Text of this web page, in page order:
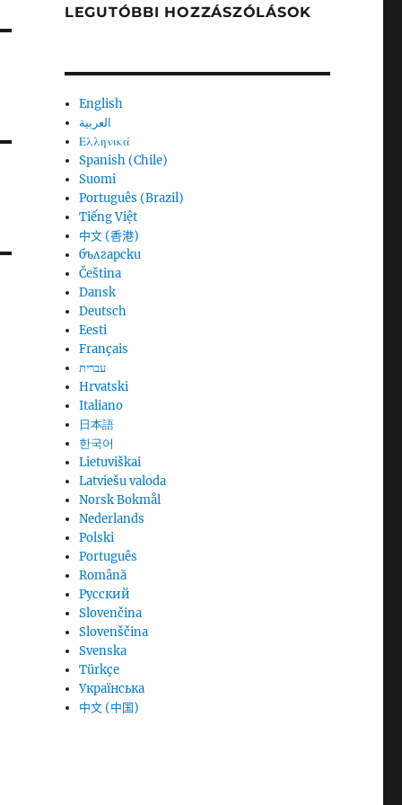
LEGUTÓBBI HOZZÁSZÓLÁSOK
English
العربية
Ελληνικά
Spanish (Chile)
Suomi
Português (Brazil)
Tiếng Việt
中文 (香港)
български
Čeština
Dansk
Deutsch
Eesti
Français
עברית
Hrvatski
Italiano
日本語
한국어
Lietuviškai
Latviešu valoda
Norsk Bokmål
Nederlands
Polski
Português
Română
Русский
Slovenčina
Slovenščina
Svenska
Türkçe
Українська
中文 (中国)